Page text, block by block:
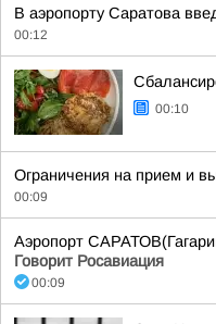
В аэропорту Саратова
00:12
00:10
Ограничения на прием и
00:09
Аэропорт
Говорит Росавиация
00:09